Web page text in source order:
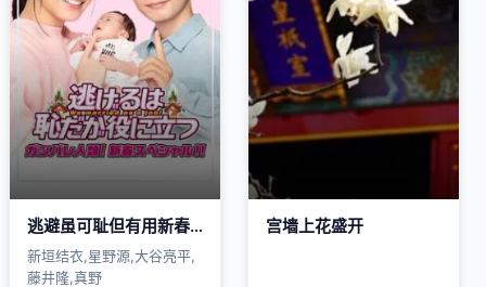
逃避虽可耻但有用新春特别篇
新垣结衣,星野源,大谷亮平,
藤井隆,真野
宫墙上花盛开